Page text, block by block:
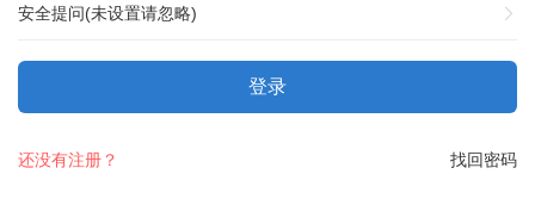
安全提问(未设置请忽略)
登录
找回密码
还没有注册？